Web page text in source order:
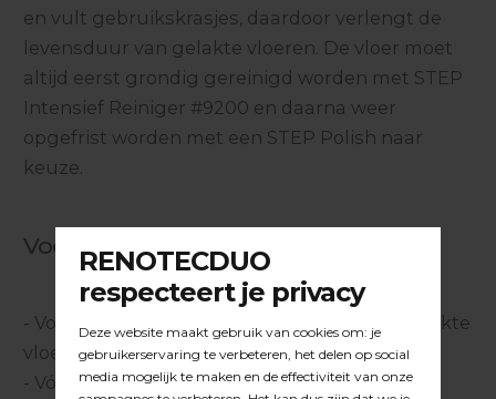
en vult gebruikskrasjes, daardoor verlengt de
levensduur van gelakte vloeren. De vloer moet
altijd eerst grondig gereinigd worden met STEP
Intensief Reiniger #9200 en daarna weer
opgefrist worden met een STEP Polish naar
keuze.
Voor de verwerker:
- Voor het herstellen en beschermen van gelakte
vloeren.
- Vóór een onderhoudsbeurt, altijd eerst met